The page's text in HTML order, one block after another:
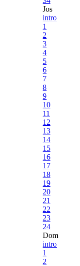
Jos
intro
1
2
3
4
5
6
7
8
9
10
11
12
13
14
15
16
17
18
19
20
21
22
23
24
Dom
intro
1
2